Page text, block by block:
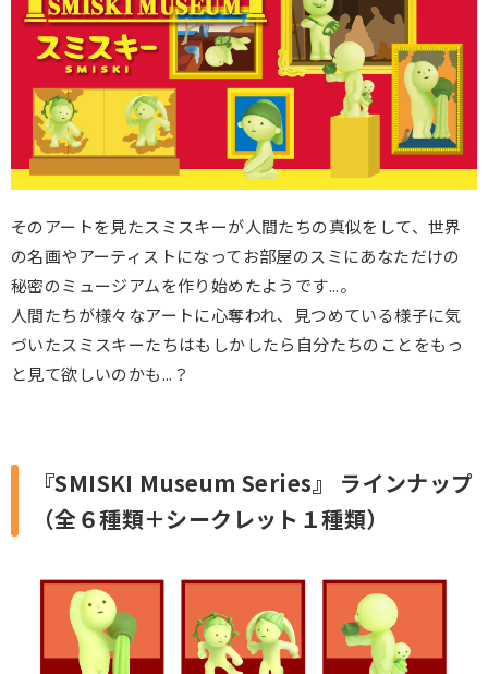
そのアートを見たスミスキーが人間たちの真似をして、世界
の名画やアーティストになってお部屋のスミにあなただけの
秘密のミュージアムを作り始めたようです...。
人間たちが様々なアートに心奪われ、見つめている様子に気
づいたスミスキーたちはもしかしたら自分たちのことをもっ
と見て欲しいのかも...？
『SMISKI Museum Series』 ラインナップ
（全６種類＋シークレット１種類）